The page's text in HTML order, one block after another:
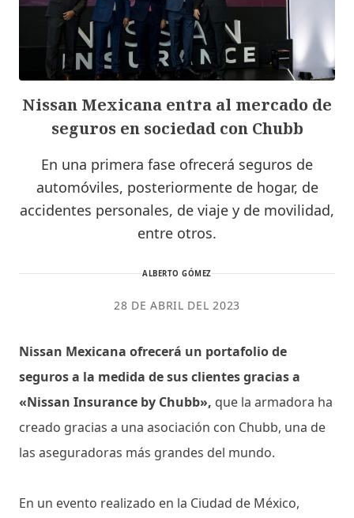
Nissan Mexicana entra al mercado de
seguros en sociedad con Chubb
En una primera fase ofrecerá seguros de
automóviles, posteriormente de hogar, de
accidentes personales, de viaje y de movilidad,
entre otros.
ALBERTO GÓMEZ
28 DE ABRIL DEL 2023
Nissan Mexicana ofrecerá un portafolio de
seguros a la medida de sus clientes gracias a
«Nissan Insurance by Chubb», que la armadora ha
creado gracias a una asociación con Chubb, una de
las aseguradoras más grandes del mundo.
En un evento realizado en la Ciudad de México,